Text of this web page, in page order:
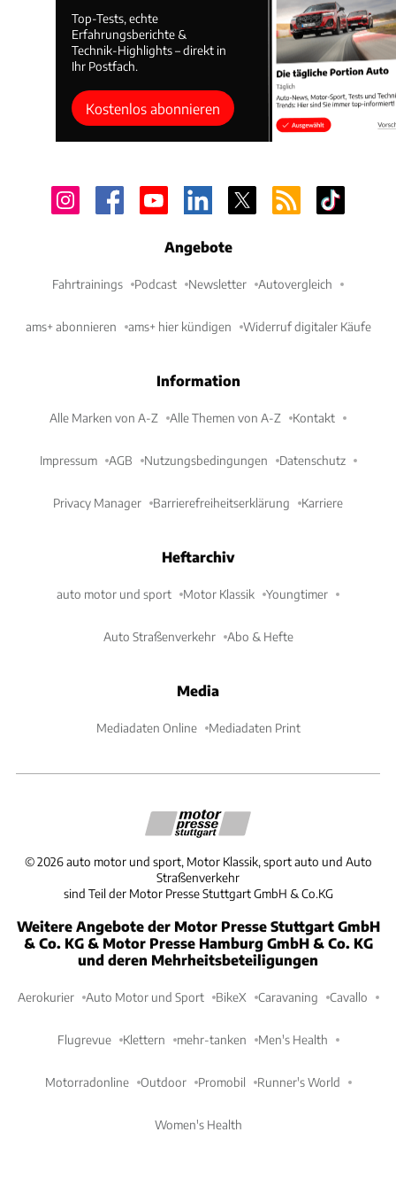
Top-Tests, echte
Erfahrungsberichte &
Technik-Highlights – direkt in
Ihr Postfach.
Kostenlos abonnieren
Angebote
Fahrtrainings Podcast Newsletter Autovergleich
ams+ abonnieren ams+ hier kündigen Widerruf digitaler Käufe
Information
Alle Marken von A-Z Alle Themen von A-Z Kontakt
Impressum AGB Nutzungsbedingungen Datenschutz
Privacy Manager Barrierefreiheitserklärung Karriere
Heftarchiv
auto motor und sport Motor Klassik Youngtimer
Auto Straßenverkehr Abo & Hefte
Media
Mediadaten Online Mediadaten Print
©2026 auto motor und sport, Motor Klassik, sport auto und Auto
Straßenverkehr
sind Teil der Motor Presse Stuttgart GmbH & Co.KG
Weitere Angebote der Motor Presse Stuttgart GmbH
& Co. KG & Motor Presse Hamburg GmbH & Co. KG
und deren Mehrheitsbeteiligungen
Aerokurier Auto Motor und Sport BikeX Caravaning Cavallo
Flugrevue Klettern mehr-tanken Men's Health
Motorradonline Outdoor Promobil Runner's World
Women's Health